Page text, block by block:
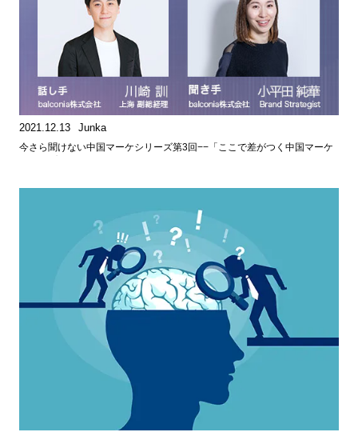
2021.12.13 Junka
今さら聞けない中国マーケシリーズ第3回−−「ここで差がつく中国マーケ
ティングリサーチ」